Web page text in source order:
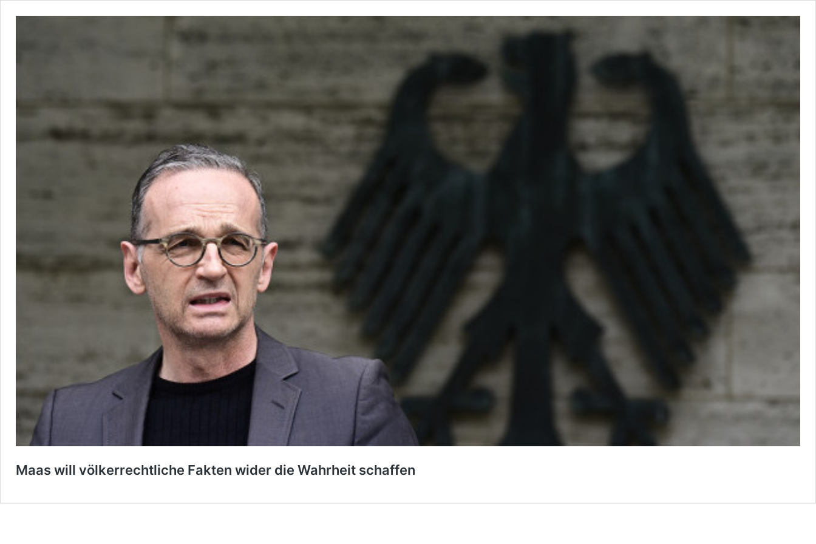
Maas will völkerrechtliche Fakten wider die Wahrheit schaffen